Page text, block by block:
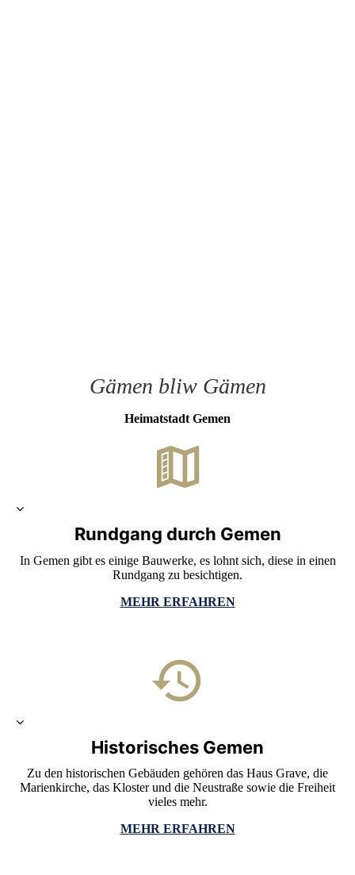
Gämen bliw Gämen
Heimat­stadt Gemen
Rundgang durch Gemen
In Gemen gibt es einige Bauwerke, es lohnt sich, diese in einen
Rundgang zu besichtigen.
MEHR ERFAHREN
Historisches Gemen
Zu den historischen Gebäuden gehören das Haus Grave, die
Marienkirche, das Kloster und die Neustraße sowie die Freiheit
vieles mehr.
MEHR ERFAHREN